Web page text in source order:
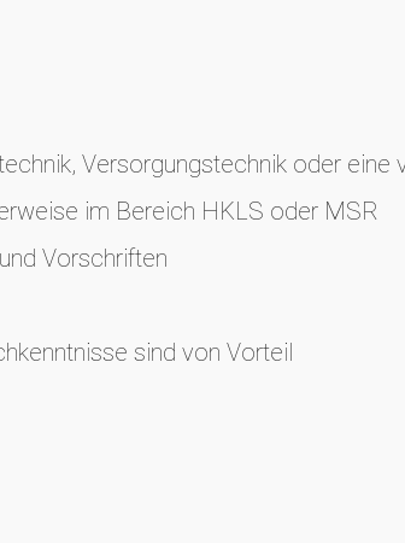
Versorgungstechnik oder eine
im Bereich HKLS oder MSR
Vorschriften
sind von Vorteil